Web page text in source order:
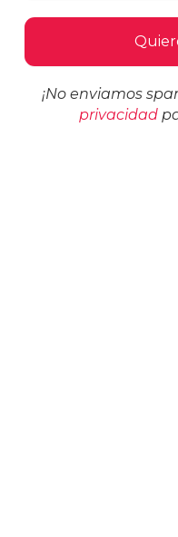
¡No enviamos
privacidad